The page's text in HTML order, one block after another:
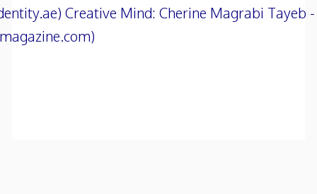
Creative Mind: Cherine Magrabi Tayeb